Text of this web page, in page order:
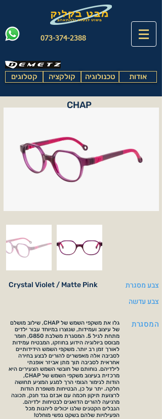
073-374-2388
קטלוגים קולקציה טכנולוגיה אודות
CHAP
Crystal Violet / Matte Pink
צבע מסגרת
צבע עדשה
גלו את משקפי השמש של CHAP, שילוב מושלם
של עיצוב ועמידות, שנוצרו במיוחד עבור ילדים
מתחת לגיל 5. המסגרת משלבת G850, חומר
מבוסס ביולוגיה הידוע בחוזקו, המבטיח עמידות
לאורך זמן רב יותר. משקפי השמש הידידותיים
לסביבה אלה מאפשרים להורים לבצע בחירה
אחראית לסביבה תוך מתן אביזר אופנתי
לילדיהם. נוחותם של חובשי השמש הצעירים היא
מרכזית בעיצוב משקפי השמש של CHAP,
הודות לגימור הגומי הרך למגע המציע תחושה
חלקה. יתר על כן, הבטיחות משופרת הודות
לרצועת תיקון חכמה עם אבזם נגד חנק, תכונה
מרגיעה להורים הדואגים לבטיחות ילדיהם.
הנבלים הקטנים שלנו יכולים ליהנות מכל
הפעילויות שלהם בשקט נפשי מוחלט!
המסגרת